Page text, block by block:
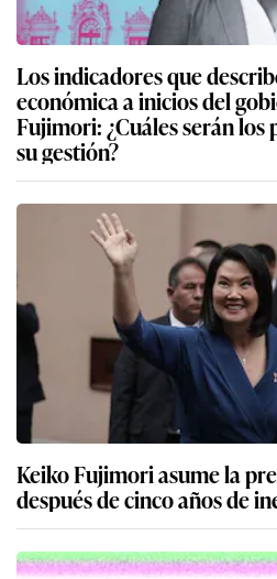
Los indicadores que
económica a inicios del
Fujimori: ¿Cuáles serán los
su gestión?
Keiko Fujimori asume la
después de cinco años de